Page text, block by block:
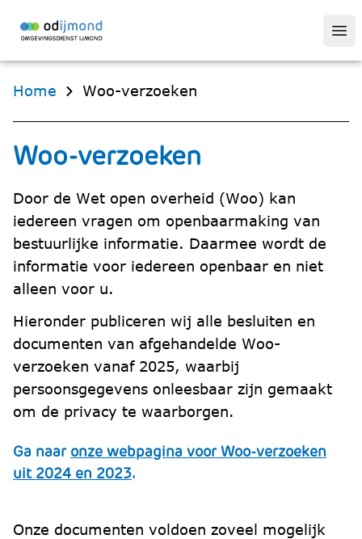
Home Woo-verzoeken
Woo-verzoeken
Door de Wet open overheid (Woo) kan
iedereen vragen om openbaarmaking van
bestuurlijke informatie. Daarmee wordt de
informatie voor iedereen openbaar en niet
alleen voor u.
Hieronder publiceren wij alle besluiten en
documenten van afgehandelde Woo-
verzoeken vanaf 2025, waarbij
persoonsgegevens onleesbaar zijn gemaakt
om de privacy te waarborgen.
Ga naar onze webpagina voor Woo-verzoeken
uit 2024 en 2023.
Onze documenten voldoen zoveel mogelijk